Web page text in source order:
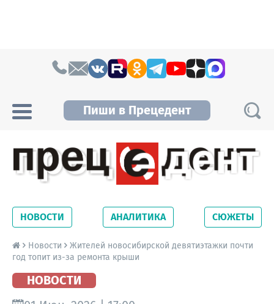
Пиши в Прецедент
Новосибирской области. Читайте свежие
новости на сайте сетевого издания
Precedent.
НОВОСТИ АНАЛИТИКА СЮЖЕТЫ
Новости
Жителей новосибирской девятиэтажки почти
год топит из-за ремонта крыши
НОВОСТИ